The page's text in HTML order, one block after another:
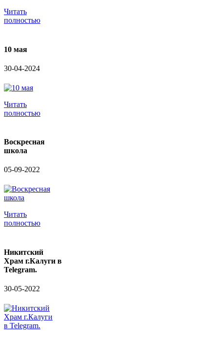
Читать
полностью
10 мая
30-04-2024
Читать
полностью
Воскресная
школа
05-09-2022
Читать
полностью
Никитский
Храм г.Калуги в
Telegram.
30-05-2022